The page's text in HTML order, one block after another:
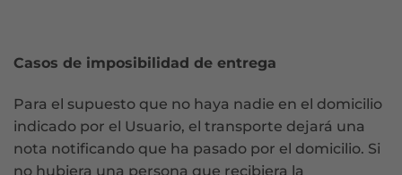
Casos de imposibilidad de entrega
Para el supuesto que no haya nadie en el domicilio
indicado por el Usuario, el transporte dejará una
nota notificando que ha pasado por el domicilio. Si
no hubiera una persona que recibiera la